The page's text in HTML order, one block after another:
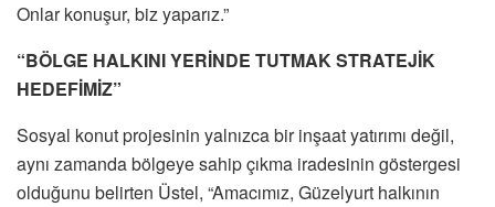
Onlar konuşur, biz yaparız.”
“BÖLGE HALKINI YERİNDE TUTMAK STRATEJİK
HEDEFİMİZ”
Sosyal konut projesinin yalnızca bir inşaat yatırımı değil,
aynı zamanda bölgeye sahip çıkma iradesinin göstergesi
olduğunu belirten Üstel, “Amacımız, Güzelyurt halkının